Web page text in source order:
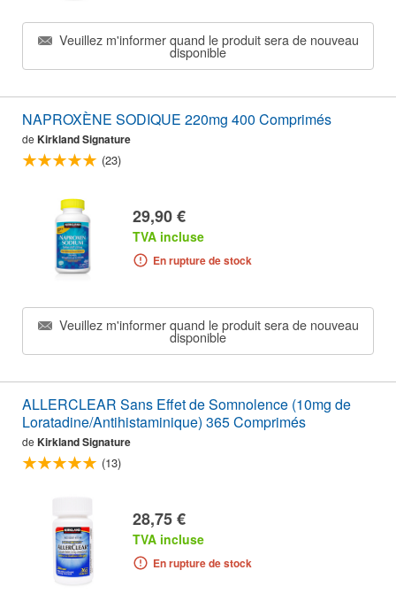
Veuillez m'informer quand le produit sera de nouveau
disponible
NAPROXÈNE SODIQUE 220mg 400 Comprimés
de Kirkland Signature
(23)
29,90 €
TVA incluse
En rupture de stock
Veuillez m'informer quand le produit sera de nouveau
disponible
ALLERCLEAR Sans Effet de Somnolence (10mg de
Loratadine/Antihistaminique) 365 Comprimés
de Kirkland Signature
(13)
28,75 €
TVA incluse
En rupture de stock